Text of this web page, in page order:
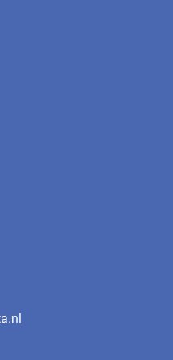
we de afspraak dat